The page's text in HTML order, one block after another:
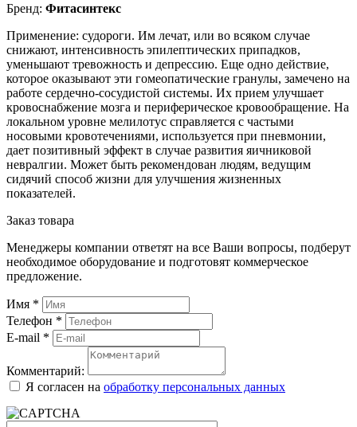
Бренд: Фитасинтекс
Применение: судороги. Им лечат, или во всяком случае
снижают, интенсивность эпилептических припадков,
уменьшают тревожность и депрессию. Еще одно действие,
которое оказывают эти гомеопатические гранулы, замечено на
работе сердечно-сосудистой системы. Их прием улучшает
кровоснабжение мозга и периферическое кровообращение. На
локальном уровне мелилотус справляется с частыми
носовыми кровотечениями, используется при пневмонии,
дает позитивный эффект в случае развития яичниковой
невралгии. Может быть рекомендован людям, ведущим
сидячий способ жизни для улучшения жизненных
показателей.
Заказ товара
Менеджеры компании ответят на все Ваши вопросы, подберут
необходимое оборудование и подготовят коммерческое
предложение.
Имя *
Телефон *
E-mail *
Комментарий:
Я согласен на обработку персональных данных